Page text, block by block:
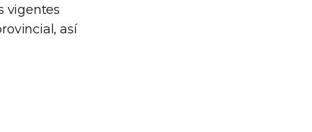
vigentes
así